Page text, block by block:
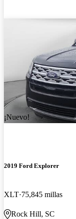
¡Nuevo!
2019 Ford Explorer
XLT 75,845 millas
Rock Hill, SC